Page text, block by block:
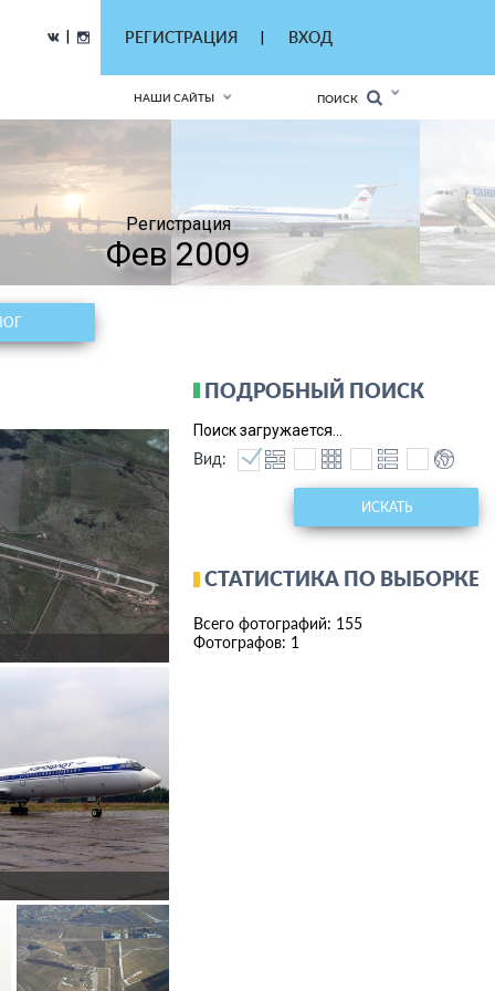
РЕГИСТРАЦИЯ ВХОД
НАШИ САЙТЫ ПОИСК
Регистрация
Фев 2009
ПОДРОБНЫЙ ПОИСК
Поиск загружается...
Вид:
ИСКАТЬ
СТАТИСТИКА ПО ВЫБОРКЕ
Всего фотографий: 155
Фотографов: 1